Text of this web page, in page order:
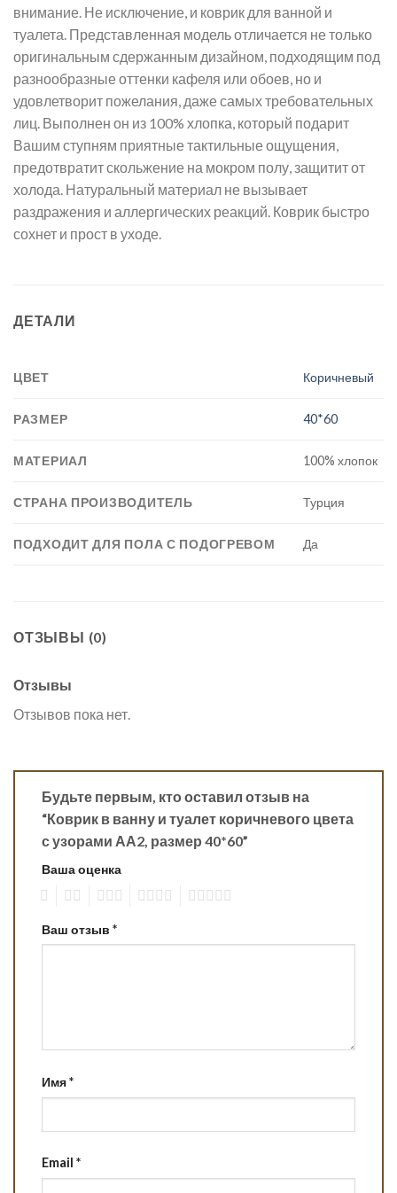
внимание. Не исключение, и коврик для ванной и
туалета. Представленная модель отличается не только
оригинальным сдержанным дизайном, подходящим под
разнообразные оттенки кафеля или обоев, но и
удовлетворит пожелания, даже самых требовательных
лиц. Выполнен он из 100% хлопка, который подарит
Вашим ступням приятные тактильные ощущения,
предотвратит скольжение на мокром полу, защитит от
холода. Натуральный материал не вызывает
раздражения и аллергических реакций. Коврик быстро
сохнет и прост в уходе.
ДЕТАЛИ
ЦВЕТ Коричневый
РАЗМЕР 40*60
МАТЕРИАЛ 100% хлопок
СТРАНА ПРОИЗВОДИТЕЛЬ Турция
ПОДХОДИТ ДЛЯ ПОЛА С ПОДОГРЕВОМ Да
ОТЗЫВЫ (0)
Отзывы
Отзывов пока нет.
Будьте первым, кто оставил отзыв на
“Коврик в ванну и туалет коричневого цвета
с узорами АА2, размер 40*60”
Ваша оценка
Ваш отзыв *
Имя*
Email *